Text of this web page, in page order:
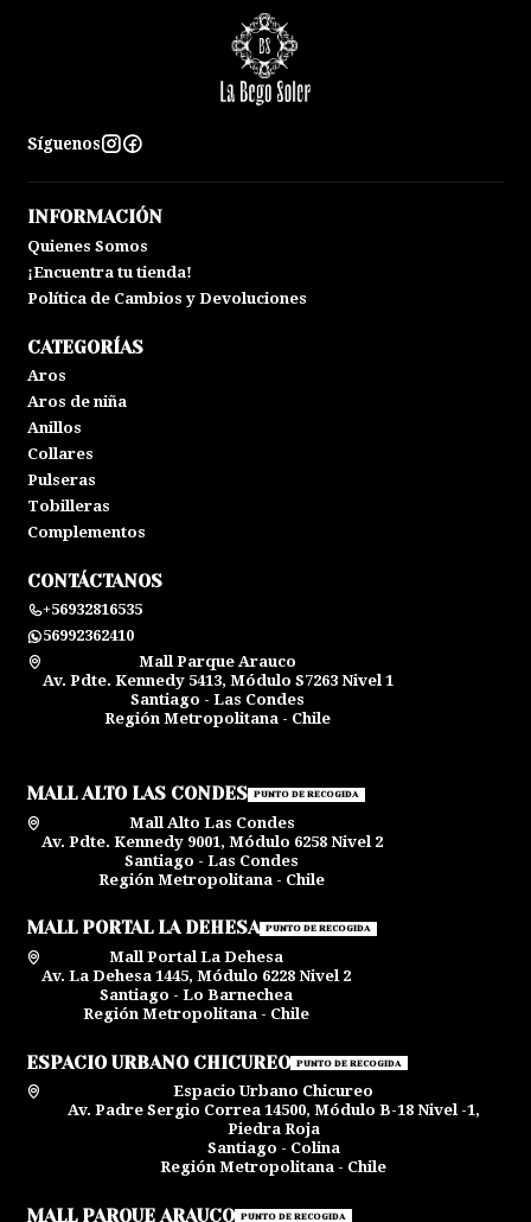
Síguenos
INFORMACIÓN
Quienes Somos
¡Encuentra tu tienda!
Política de Cambios y Devoluciones
CATEGORÍAS
Aros
Aros de niña
Anillos
Collares
Pulseras
Tobilleras
Complementos
CONTÁCTANOS
+56932816535
56992362410
Mall Parque Arauco
Av. Pdte. Kennedy 5413, Módulo S7263 Nivel 1
Santiago - Las Condes
Región Metropolitana - Chile
MALL ALTO LAS CONDES PUNTO DE RECOGIDA
Mall Alto Las Condes
Av. Pdte. Kennedy 9001, Módulo 6258 Nivel 2
Santiago - Las Condes
Región Metropolitana - Chile
MALL PORTAL LA DEHESA PUNTO DE RECOGIDA
Mall Portal La Dehesa
Av. La Dehesa 1445, Módulo 6228 Nivel 2
Santiago - Lo Barnechea
Región Metropolitana - Chile
ESPACIO URBANO CHICUREO PUNTO DE RECOGIDA
Espacio Urbano Chicureo
Av. Padre Sergio Correa 14500, Módulo B-18 Nivel -1,
Piedra Roja
Santiago - Colina
Región Metropolitana - Chile
MALL PARQUE ARAUCO PUNTO DE RECOGIDA